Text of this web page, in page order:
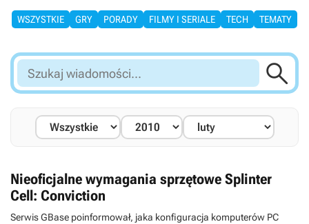
WSZYSTKIE GRY PORADY FILMY I SERIALE TECH TEMATY
Szukaj
wiadomości...

Nieoficjalne wymagania sprzętowe Splinter
Cell: Conviction
Serwis GBase poinformował, jaka konfiguracja komputerów PC